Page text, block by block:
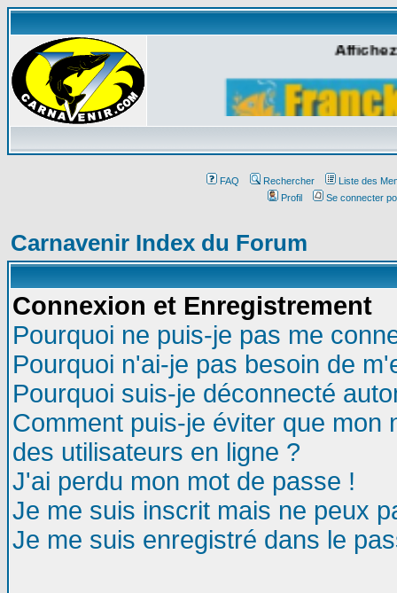
FAQ Rechercher
Liste des
Profil
Se connecter
Carnavenir Index du Forum
Connexion et Enregistrement
Pourquoi ne puis-je pas me
Pourquoi n'ai-je pas besoin de
Pourquoi suis-je déconnecté
Comment puis-je éviter que mon
des utilisateurs en ligne ?
J'ai perdu mon mot de passe !
Je me suis inscrit mais ne peux
Je me suis enregistré dans le